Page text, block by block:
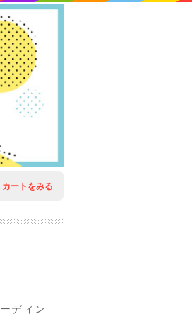
カートをみる
ディン